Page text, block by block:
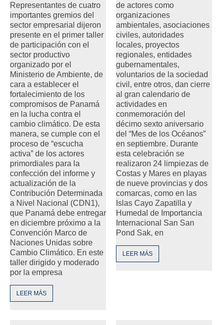
Representantes de cuatro
importantes gremios del
sector empresarial dijeron
presente en el primer taller
de participación con el
sector productivo
organizado por el
Ministerio de Ambiente, de
cara a establecer el
fortalecimiento de los
compromisos de Panamá
en la lucha contra el
cambio climático. De esta
manera, se cumple con el
proceso de “escucha
activa” de los actores
primordiales para la
confección del informe y
actualización de la
Contribución Determinada
a Nivel Nacional (CDN1),
que Panamá debe entregar
en diciembre próximo a la
Convención Marco de
Naciones Unidas sobre
Cambio Climático. En este
taller dirigido y moderado
por la empresa
LEER MÁS
de actores como
organizaciones
ambientales, asociaciones
civiles, autoridades
locales, proyectos
regionales, entidades
gubernamentales,
voluntarios de la sociedad
civil, entre otros, dan cierre
al gran calendario de
actividades en
conmemoración del
décimo sexto aniversario
del “Mes de los Océanos”
en septiembre. Durante
esta celebración se
realizaron 24 limpiezas de
Costas y Mares en playas
de nueve provincias y dos
comarcas, como en las
Islas Cayo Zapatilla y
Humedal de Importancia
Internacional San San
Pond Sak, en
LEER MÁS